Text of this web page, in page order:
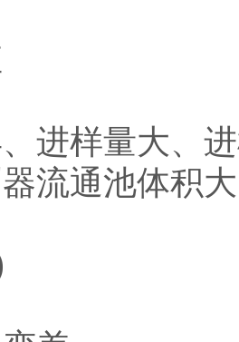
进样量大、
流通池体积